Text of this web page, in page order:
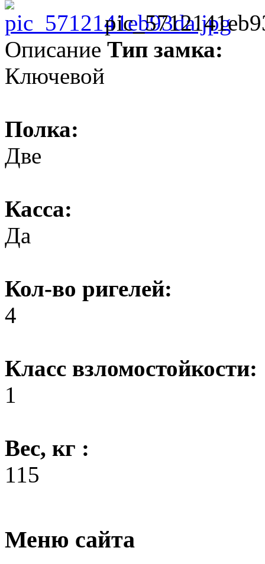
Описание Тип замка:
Ключевой
Полка:
Две
Касса:
Да
Кол-во ригелей:
4
Класс взломостойкости:
1
Вес, кг :
115
Меню сайта